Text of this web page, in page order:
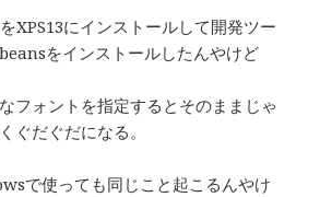
にインストールして開発ツー
をインストールしたんやけど
フォントを指定するとそのままじゃ
ぐだぐだになる。
で使っても同じこと起こるんやけ